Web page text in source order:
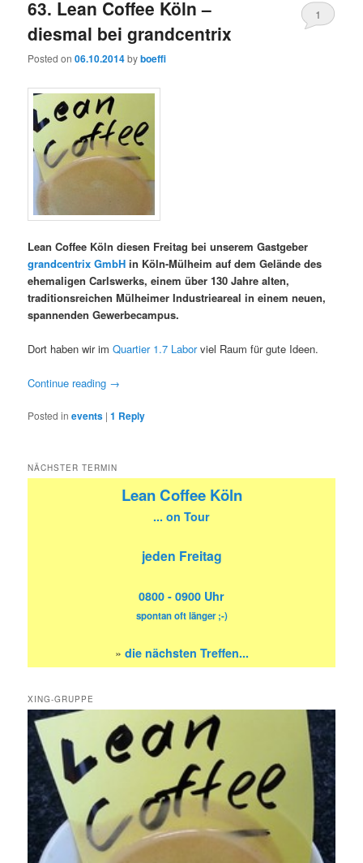
63. Lean Coffee Köln –
diesmal bei grandcentrix
Posted on06.10.2014byboeffi
1
Lean Coffee Köln diesen Freitag bei unserem Gastgeber
grandcentrix GmbH in Köln-Mülheim auf dem Gelände des
ehemaligen Carlswerks, einem über 130 Jahre alten,
traditionsreichen Mülheimer Industrieareal in einem neuen,
spannenden Gewerbecampus.
Dort haben wir imQuartier 1.7 Laborviel Raum für gute Ideen.
Continue reading →
Posted in events |1 Reply
NÄCHSTER TERMIN
Lean Coffee Köln
... on Tour
jeden Freitag
0800 - 0900 Uhr
spontan oft länger ;-)
» die nächsten Treffen...
XING-GRUPPE